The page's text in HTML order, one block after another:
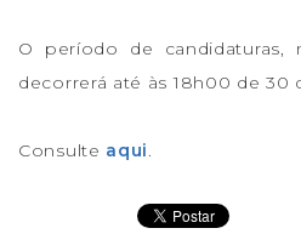
O período de candidaturas,
decorrerá até às 18h00 de 30
Consulte aqui.